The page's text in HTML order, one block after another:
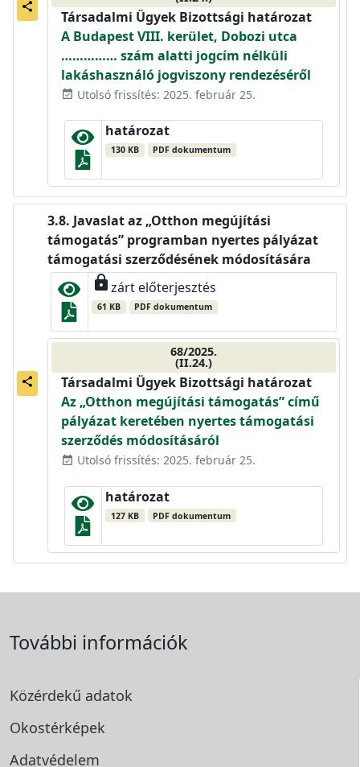
share
Társadalmi Ügyek Bizottsági határozat
A Budapest VIII. kerület, Dobozi utca
…………… szám alatti jogcím nélküli
lakáshasználó jogviszony rendezéséről
event_available Utolsó frissítés: 2025. február 25.
határozat
130 KB PDF dokumentum
share
Javaslat az „Otthon megújítási
támogatás” programban nyertes pályázat
támogatási szerződésének módosítására
lockzárt előterjesztés
61 KB PDF dokumentum
68/2025.
(II.24.)
Társadalmi Ügyek Bizottsági határozat
Az „Otthon megújítási támogatás” című
pályázat keretében nyertes támogatási
szerződés módosításáról
event_available Utolsó frissítés: 2025. február 25.
határozat
127 KB PDF dokumentum
További információk
Közérdekű adatok
Okostérképek
Adatvédelem